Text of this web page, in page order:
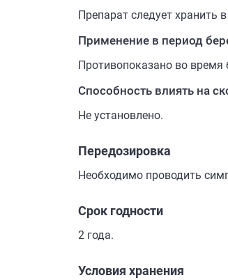
Препарат следует хранить
Применение в период
Противопоказано во
Способность влиять на
Не установлено.
Передозировка
Необходимо проводить
Срок годности
2 года.
Условия хранения